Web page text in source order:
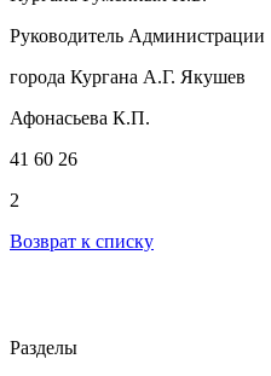
Руководитель Администрации
города Кургана А.Г. Якушев
Афонасьева К.П.
41 60 26
2
Возврат к списку
Разделы